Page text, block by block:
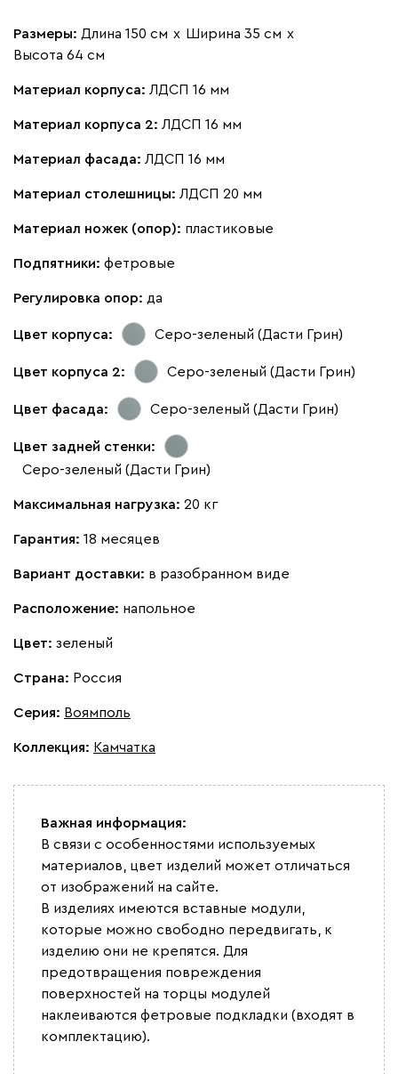
Размеры: Длина 150 см х Ширина 35 см х
Высота 64 см
Материал корпуса: ЛДСП 16 мм
Материал корпуса 2: ЛДСП 16 мм
Материал фасада: ЛДСП 16 мм
Материал столешницы: ЛДСП 20 мм
Материал ножек (опор): пластиковые
Подпятники: фетровые
Регулировка опор: да
Цвет корпуса: Серо-зеленый (Дасти Грин)
Цвет корпуса 2: Серо-зеленый (Дасти Грин)
Цвет фасада: Серо-зеленый (Дасти Грин)
Цвет задней стенки:
Серо-зеленый (Дасти Грин)
Максимальная нагрузка: 20 кг
Гарантия: 18 месяцев
Вариант доставки: в разобранном виде
Расположение: напольное
Цвет: зеленый
Страна: Россия
Серия: Воямполь
Коллекция: Камчатка
Важная информация:
В связи с особенностями используемых
материалов, цвет изделий может отличаться
от изображений на сайте.
В изделиях имеются вставные модули,
которые можно свободно передвигать, к
изделию они не крепятся. Для
предотвращения повреждения
поверхностей на торцы модулей
наклеиваются фетровые подкладки (входят в
комплектацию).